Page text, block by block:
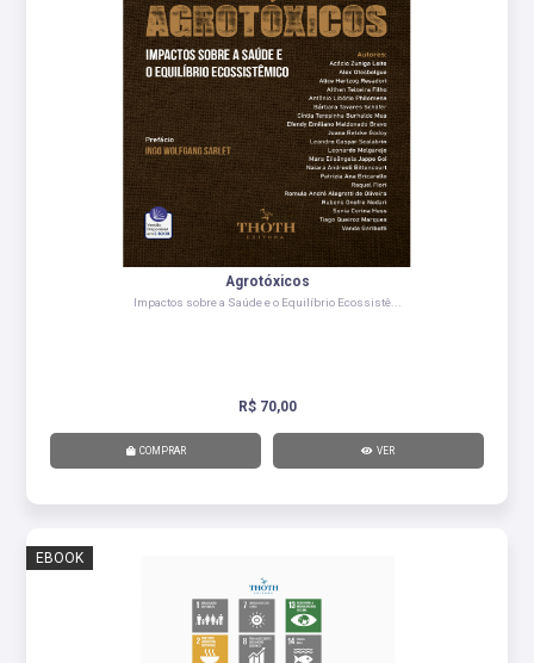
Agrotóxicos
Impactos sobre a Saúde e o Equilíbrio Ecossistê...
R$ 70,00
COMPRAR VER
EBOOK